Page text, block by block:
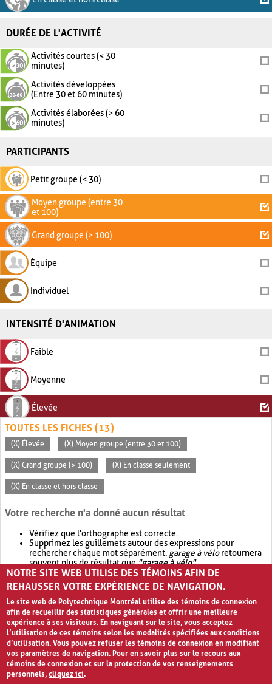
DURÉE DE L'ACTIVITÉ
Activités courtes (< 30
minutes)
Activités développées
(Entre 30 et 60 minutes)
Activités élaborées (> 60
minutes)
PARTICIPANTS
Petit groupe (< 30)
Moyen groupe (entre 30
et 100)
Grand groupe (> 100)
Équipe
Individuel
INTENSITÉ D'ANIMATION
Faible
Moyenne
Élevée
TOUTES LES FICHES (13)
(X) Élevée (X) Moyen groupe (entre 30 et 100)
(X) Grand groupe (> 100) (X) En classe seulement
(X) En classe et hors classe
Votre recherche n'a donné aucun résultat
Vérifiez que l'orthographe est correcte.
Supprimez les guillemets autour des expressions pour
rechercher chaque mot séparément. garage à véloretournera
souvent plus de résultat que"garage à vélo".
Envisagez d'élargir votre recherche avec OR.garage OR vélo
retournera souvent plus de résultat quegarage à vélo
NOTRE SITE WEB UTILISE DES TÉMOINS AFIN DE
REHAUSSER VOTRE EXPÉRIENCE DE NAVIGATION.
Le site web de Polytechnique Montréal utilise des témoins de connexion
afin de recueillir des statistiques générales et offrir une meilleure
expérience à ses visiteurs. En naviguant sur le site, vous acceptez
l’utilisation de ces témoins selon les modalités spécifiées aux conditions
d’utilisation. Vous pouvez refuser les témoins de connexion en modifiant
vos paramètres de navigation. Pour en savoir plus sur le recours aux
témoins de connexion et sur la protection de vos renseignements
personnels,cliquez ici.